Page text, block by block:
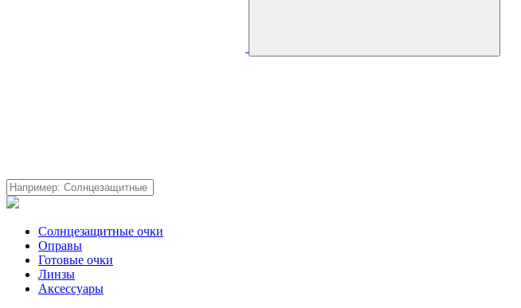
Солнцезащитные очки
Оправы
Готовые очки
Линзы
Аксессуары